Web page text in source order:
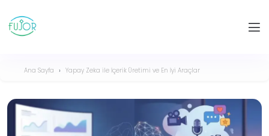
Ana Sayfa Yapay Zeka ile İçerik Üretimi ve En İyi Araçlar